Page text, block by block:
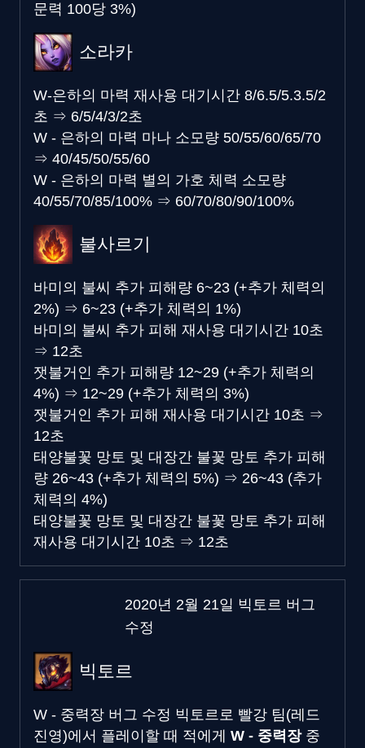
문력 100당 3%)
소라카
W-은하의 마력 재사용 대기시간 8/6.5/5.3.5/2
초 ⇒ 6/5/4/3/2초
W - 은하의 마력 마나 소모량 50/55/60/65/70
⇒ 40/45/50/55/60
W - 은하의 마력 별의 가호 체력 소모량
40/55/70/85/100% ⇒ 60/70/80/90/100%
불사르기
바미의 불씨 추가 피해량 6~23 (+추가 체력의
2%) ⇒ 6~23 (+추가 체력의 1%)
바미의 불씨 추가 피해 재사용 대기시간 10초
⇒ 12초
잿불거인 추가 피해량 12~29 (+추가 체력의
4%) ⇒ 12~29 (+추가 체력의 3%)
잿불거인 추가 피해 재사용 대기시간 10초 ⇒
12초
태양불꽃 망토 및 대장간 불꽃 망토 추가 피해
량 26~43 (+추가 체력의 5%) ⇒ 26~43 (추가
체력의 4%)
태양불꽃 망토 및 대장간 불꽃 망토 추가 피해
재사용 대기시간 10초 ⇒ 12초
2020년 2월 21일 빅토르 버그
수정
빅토르
W - 중력장 버그 수정 빅토르로 빨강 팀(레드
진영)에서 플레이할 때 적에게 W - 중력장중